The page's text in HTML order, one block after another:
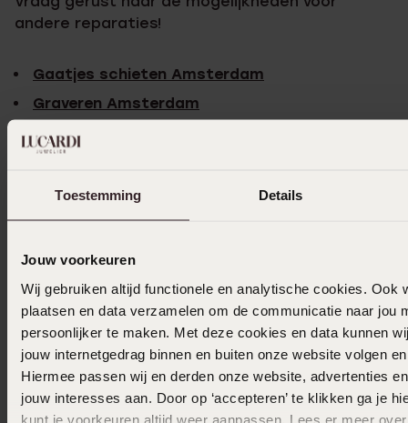
Toestemming Details
Jouw voorkeuren
Wij gebruiken altijd functionele en analytische cookies. Ook
plaatsen en data verzamelen om de communicatie naar jou
persoonlijker te maken. Met deze cookies en data kunnen
jouw internetgedrag binnen en buiten onze website volgen
Hiermee passen wij en derden onze website, advertenties
jouw interesses aan. Door op ‘accepteren’ te klikken ga je
kunt je voorkeuren altijd weer aanpassen. Lees er meer
andere reparaties!
Gaatjes schieten Amsterdam
Graveren Amsterdam
Piercen Amsterdam
Verlovingsring Amsterdam
Bekijk deze winkel op de kaart!
Bekijk hieronder onze winkel op de kaart! Zo heb
je meteen een idee waar in de straat we
precies zitten.